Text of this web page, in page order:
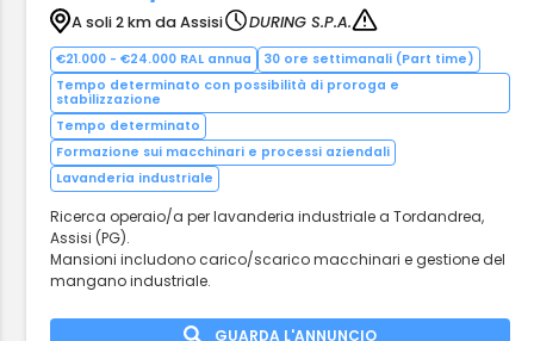
A soli 2 km da Assisi DURING S.P.A.
€21.000 - €24.000 RAL annua
30 ore settimanali (Part time)
Tempo determinato con possibilità di proroga e
stabilizzazione
Tempo determinato
Formazione sui macchinari e processi aziendali
Lavanderia industriale
Ricerca operaio/a per lavanderia industriale a Tordandrea,
Assisi (PG).
Mansioni includono carico/scarico macchinari e gestione del
mangano industriale.
GUARDA L'ANNUNCIO